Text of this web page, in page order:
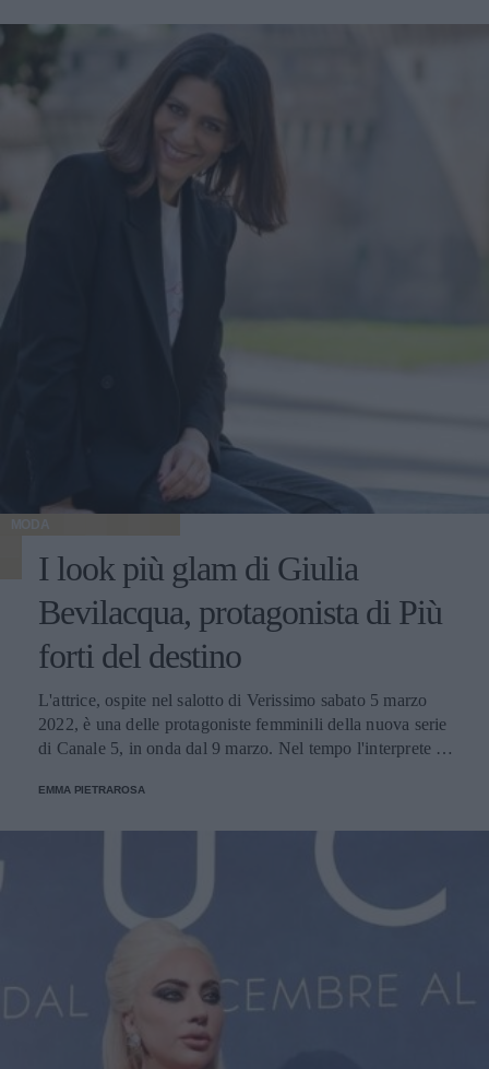
MODA
I look più glam di Giulia
Bevilacqua, protagonista di Più
forti del destino
L'attrice, ospite nel salotto di Verissimo sabato 5 marzo
2022, è una delle protagoniste femminili della nuova serie
di Canale 5, in onda dal 9 marzo. Nel tempo l'interprete ci
gonna in ecopelle al vestito purple firmato da Fendi.
EMMA PIETRAROSA